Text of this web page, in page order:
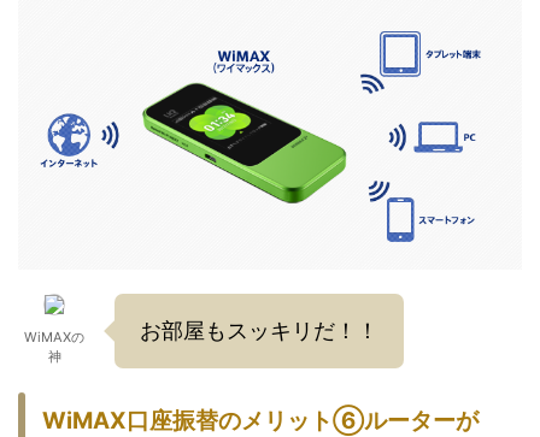
WiMAXの
神
お部屋もスッキリだ！！
WiMAX口座振替のメリット⑥ルーターが